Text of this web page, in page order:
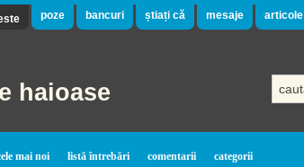
poze bancuri știați că mesaje articole
haioase
mai noi listă întrebări comentarii categorii